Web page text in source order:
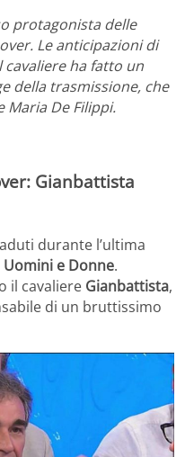
protagonista delle
Le anticipazioni di
cavaliere ha fatto un
della trasmissione, che
De Filippi.
Gianbattista
durante l’ultima
e Donne.
il cavaliere Gianbattista,
di un bruttissimo